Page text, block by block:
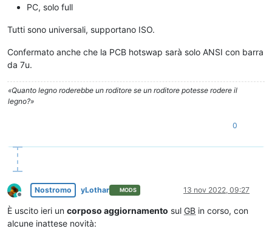
PC, solo full
Tutti sono universali, supportano ISO.
Confermato anche che la PCB hotswap sarà solo ANSI con barra
da 7u.
«Quanto legno roderebbe un roditore se un roditore potesse rodere il
legno?»
0
Non in linea
Nostromo yLothar MODS 13 nov 2022, 09:27
È uscito ieri un corposo aggiornamento sul GB in corso, con
alcune inattese novità: